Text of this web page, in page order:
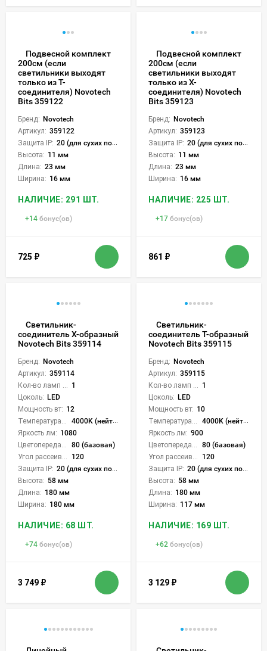
Подвесной комплект
200см (если
светильники выходят
только из Т-
соединителя) Novotech
Bits 359122
Бренд: Novotech
Артикул: 359122
Защита IP: 20 (для сухих пом.)
Высота: 11 мм
Длина: 23 мм
Ширина: 16 мм
НАЛИЧИЕ: 291 ШТ.
+14 бонус(ов)
725 ₽
Подвесной комплект
200см (если
светильники выходят
только из Х-
соединителя) Novotech
Bits 359123
Бренд: Novotech
Артикул: 359123
Защита IP: 20 (для сухих пом.)
Высота: 11 мм
Длина: 23 мм
Ширина: 16 мм
НАЛИЧИЕ: 225 ШТ.
+17 бонус(ов)
861 ₽
Светильник-
соединитель Х-образный
Novotech Bits 359114
Бренд: Novotech
Артикул: 359114
Кол-во ламп или LED: 1
Цоколь: LED
Мощность вт: 12
Температура света:
4000K (нейтральный)
Яркость лм: 1080
Цветопередача (CRI):
80 (базовая)
Угол рассеивания света °:
120
Защита IP: 20 (для сухих пом.)
Высота: 58 мм
Длина: 180 мм
Ширина: 180 мм
НАЛИЧИЕ: 68 ШТ.
+74 бонус(ов)
3 749 ₽
Светильник-
соединитель Т-образный
Novotech Bits 359115
Бренд: Novotech
Артикул: 359115
Кол-во ламп или LED: 1
Цоколь: LED
Мощность вт: 10
Температура света:
4000K (нейтральный)
Яркость лм: 900
Цветопередача (CRI):
80 (базовая)
Угол рассеивания света °:
120
Защита IP: 20 (для сухих пом.)
Высота: 58 мм
Длина: 180 мм
Ширина: 117 мм
НАЛИЧИЕ: 169 ШТ.
+62 бонус(ов)
3 129 ₽